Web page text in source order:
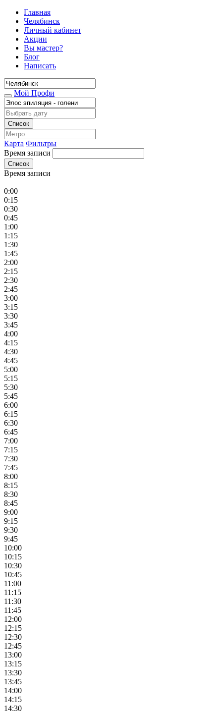
Главная
Челябинск
Личный кабинет
Акции
Вы мастер?
Блог
Написать
Мой Профи
Список
Карта Фильтры
Время записи
Список
Время записи
0:00
0:15
0:30
0:45
1:00
1:15
1:30
1:45
2:00
2:15
2:30
2:45
3:00
3:15
3:30
3:45
4:00
4:15
4:30
4:45
5:00
5:15
5:30
5:45
6:00
6:15
6:30
6:45
7:00
7:15
7:30
7:45
8:00
8:15
8:30
8:45
9:00
9:15
9:30
9:45
10:00
10:15
10:30
10:45
11:00
11:15
11:30
11:45
12:00
12:15
12:30
12:45
13:00
13:15
13:30
13:45
14:00
14:15
14:30